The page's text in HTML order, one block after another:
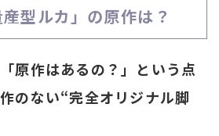
型ルカ」の原作は？
原作はあるの？」という点
のない“完全オリジナル脚